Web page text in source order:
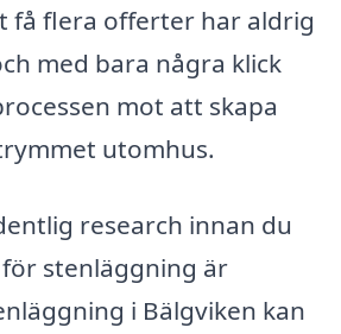
få flera offerter har aldrig
med bara några klick
mot att skapa
utomhus.
research innan du
stenläggning är
i Bälgviken kan